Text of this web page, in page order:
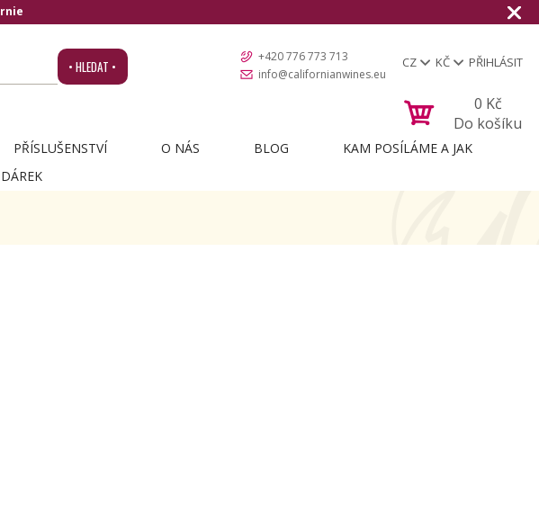
• HLEDAT •
+420 776 773 713
info@californianwines.eu
CZ KČ PŘIHLÁSIT
0 Kč
Do košíku
PŘÍSLUŠENSTVÍ O NÁS BLOG
KAM POSÍLÁME A JAK